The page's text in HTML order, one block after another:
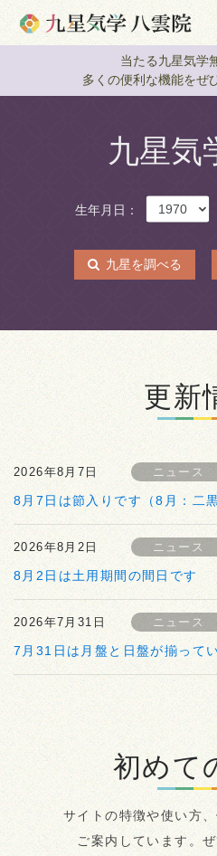
当たる九星気学
多くの便利な機能をぜ
九星気
生年月日：
九星を調べる
更新
2026年8月7日 ニュース
8月7日は節入りです （8月：二
2026年8月2日 ニュース
8月2日は土用期間の間日です
2026年7月31日 ニュース
7月31日は月盤と日盤が揃って
初めて
サイトの特徴や使い方
ご案内しています。